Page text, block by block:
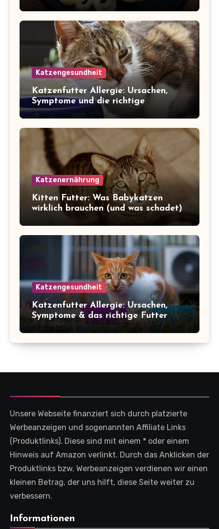
Katzengesundheit
Katzenfutter Allergie: Ursachen,
Symptome und die richtige
Ernährung
Katzenernährung
Kitten Futter: Was Babykatzen
wirklich brauchen (und was schadet)
Katzengesundheit
Katzenfutter Allergie: Ursachen,
Symptome & das richtige Futter
Unsere Webseite finanziert sich durch platzierte
Werbeanzeigen und sogenannten Affiliate Links
(Produktlinks). Diese sind mit einem * oder einem
Hinweis auf Amazon verlinkt. Durch das Anklicken der
Produktlinks bzw. Werbeanzeigen verdienen wir einen
kleinen Betrag, der uns hilft, diese Seite weiter zu
verbessern.
Informationen